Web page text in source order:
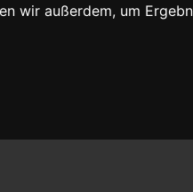
wir außerdem, um